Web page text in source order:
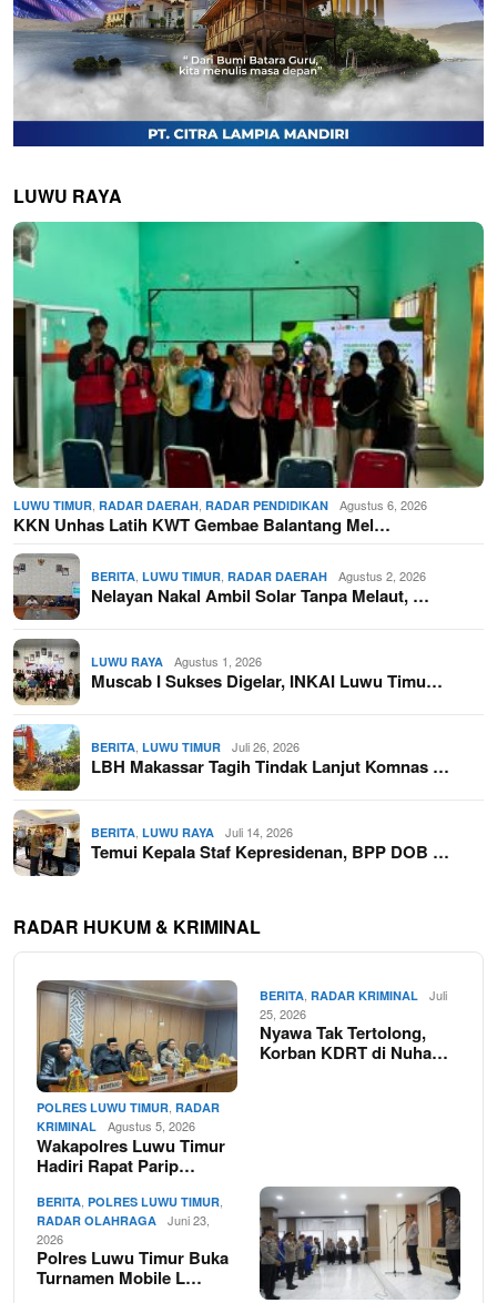
LUWU RAYA
LUWU TIMUR RADAR DAERAH RADAR PENDIDIKAN Agustus 6, 2026
KKN Unhas Latih KWT Gembae Balantang Mel…
BERITA LUWU TIMUR RADAR DAERAH Agustus 2, 2026
Nelayan Nakal Ambil Solar Tanpa Melaut, …
LUWU RAYA Agustus 1, 2026
Muscab I Sukses Digelar, INKAI Luwu Timu…
BERITA LUWU TIMUR Juli 26, 2026
LBH Makassar Tagih Tindak Lanjut Komnas …
BERITA LUWU RAYA Juli 14, 2026
Temui Kepala Staf Kepresidenan, BPP DOB …
RADAR HUKUM & KRIMINAL
POLRES LUWU TIMUR, RADAR
KRIMINAL
Agustus 5, 2026
Wakapolres Luwu Timur
Hadiri Rapat Parip…
BERITA RADAR KRIMINAL
Juli
25, 2026
Nyawa Tak Tertolong,
Korban KDRT di Nuha…
BERITA, POLRES LUWU TIMUR,
RADAR OLAHRAGA
Juni 23,
2026
Polres Luwu Timur Buka
Turnamen Mobile L…